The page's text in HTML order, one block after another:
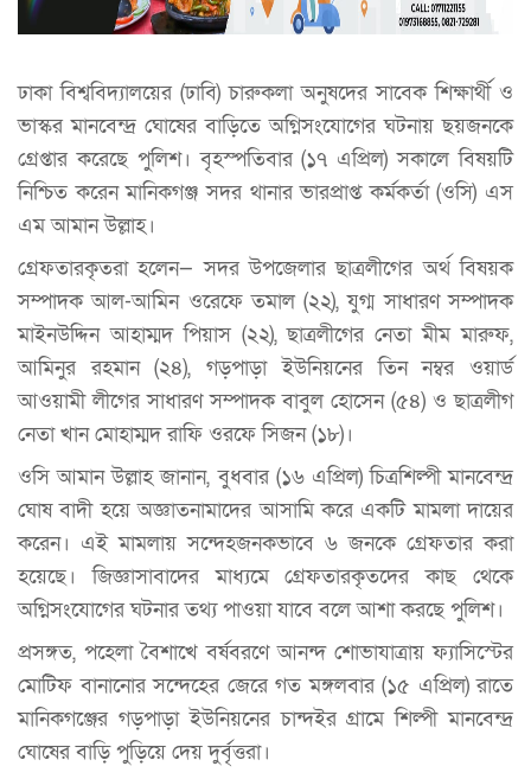
ঢাকা বিশ্ববিদ্যালয়ের (ঢাবি) চারুকলা অনুষদের সাবেক শিক্ষার্থী ও
ভাস্কর মানবেন্দ্র ঘোষের বাড়িতে অগ্নিসংযোগের ঘটনায় ছয়জনকে
গ্রেপ্তার করেছে পুলিশ। বৃহস্পতিবার (১৭ এপ্রিল) সকালে বিষয়টি
নিশ্চিত করেন মানিকগঞ্জ সদর থানার ভারপ্রাপ্ত কর্মকর্তা (ওসি) এস
এম আমান উল্লাহ।
গ্রেফতারকৃতরা হলেন— সদর উপজেলার ছাত্রলীগের অর্থ বিষয়ক
সম্পাদক আল-আমিন ওরেফে তমাল (২২), যুগ্ম সাধারণ সম্পাদক
মাইনউদ্দিন আহাম্মদ পিয়াস (২২), ছাত্রলীগের নেতা মীম মারুফ,
আমিনুর রহমান (২৪), গড়পাড়া ইউনিয়নের তিন নম্বর ওয়ার্ড
আওয়ামী লীগের সাধারণ সম্পাদক বাবুল হোসেন (৫৪) ও ছাত্রলীগ
নেতা খান মোহাম্মদ রাফি ওরফে সিজন (১৮)।
ওসি আমান উল্লাহ জানান, বুধবার (১৬ এপ্রিল) চিত্রশিল্পী মানবেন্দ্র
ঘোষ বাদী হয়ে অজ্ঞাতনামাদের আসামি করে একটি মামলা দায়ের
করেন। এই মামলায় সন্দেহজনকভাবে ৬ জনকে গ্রেফতার করা
হয়েছে। জিজ্ঞাসাবাদের মাধ্যমে গ্রেফতারকৃতদের কাছ থেকে
অগ্নিসংযোগের ঘটনার তথ্য পাওয়া যাবে বলে আশা করছে পুলিশ।
প্রসঙ্গত, পহেলা বৈশাখে বর্ষবরণে আনন্দ শোভাযাত্রায় ফ্যাসিস্টের
মোটিফ বানানোর সন্দেহের জেরে গত মঙ্গলবার (১৫ এপ্রিল) রাতে
মানিকগঞ্জের গড়পাড়া ইউনিয়নের চান্দইর গ্রামে শিল্পী মানবেন্দ্র
ঘোষের বাড়ি পুড়িয়ে দেয় দুর্বৃত্তরা।